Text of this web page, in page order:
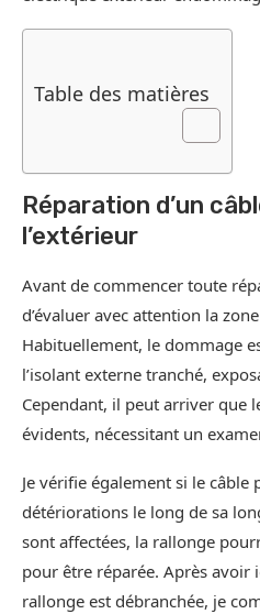
Table des matières
Réparation d’un
l’extérieur
Avant de commencer toute
d’évaluer avec attention la
Habituellement, le dommage
l’isolant externe tranché,
Cependant, il peut arriver que
évidents, nécessitant un
Je vérifie également si le câble
détériorations le long de sa
sont affectées, la rallonge
pour être réparée. Après
rallonge est débranchée, je